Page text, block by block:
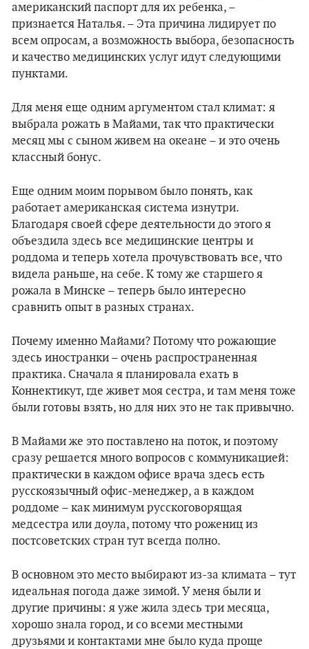
американский паспорт для их ребенка, –
признается Наталья. – Эта причина лидирует по
всем опросам, а возможность выбора, безопасность
и качество медицинских услуг идут следующими
пунктами.
Для меня еще одним аргументом стал климат: я
выбрала рожать в Майами, так что практически
месяц мы с сыном живем на океане – и это очень
классный бонус.
Еще одним моим порывом было понять, как
работает американская система изнутри.
Благодаря своей сфере деятельности до этого я
объездила здесь все медицинские центры и
роддома и теперь хотела прочувствовать все, что
видела раньше, на себе. К тому же старшего я
рожала в Минске – теперь было интересно
сравнить опыт в разных странах.
Почему именно Майами? Потому что рожающие
здесь иностранки – очень распространенная
практика. Сначала я планировала ехать в
Коннектикут, где живет моя сестра, и там меня тоже
были готовы взять, но для них это не так привычно.
В Майами же это поставлено на поток, и поэтому
сразу решается много вопросов с коммуникацией:
практически в каждом офисе врача здесь есть
русскоязычный офис-менеджер, а в каждом
роддоме – как минимум русскоговорящая
медсестра или доула, потому что рожениц из
постсоветских стран тут всегда полно.
В основном это место выбирают из-за климата – тут
идеальная погода даже зимой. У меня были и
другие причины: я уже жила здесь три месяца,
хорошо знала город, и со всеми местными
друзьями и контактами мне было куда проще